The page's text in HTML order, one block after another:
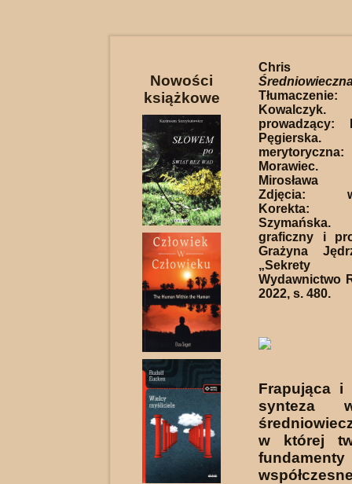
Nowości
książkowe
Chris
prowadzący:
Morawiec.
Mirosława
Zdjęcia:
Korekta:
graficzny i
Grażyna
„Sekrety
Wydawnictwo
2022, s. 480.
Frapująca i
synteza
w której
fundamenty